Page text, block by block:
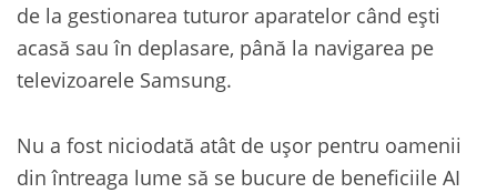
de la gestionarea tuturor aparatelor când ești
acasă sau în deplasare, până la navigarea pe
televizoarele Samsung.
Nu a fost niciodată atât de ușor pentru oamenii
din întreaga lume să se bucure de beneficiile AI